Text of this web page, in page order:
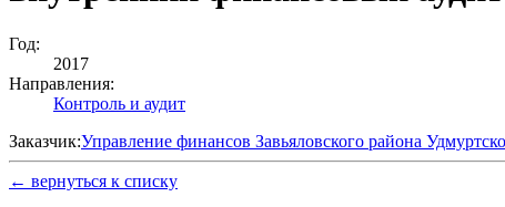
Год:
2017
Направления:
Контроль и аудит
Заказчик:Управление финансов Завьяловского района
← вернуться к списку